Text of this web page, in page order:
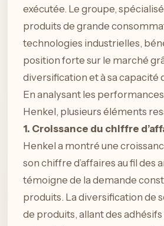
exécutée. Le groupe,
produits de grande
technologies industrielles,
position forte sur le marché
diversification et à sa capacité
En analysant les
Henkel, plusieurs éléments
1. Croissance du chiffre
Henkel a montré une
son chiffre d’affaires au fil des
témoigne de la demande
produits. La diversification de
de produits, allant des